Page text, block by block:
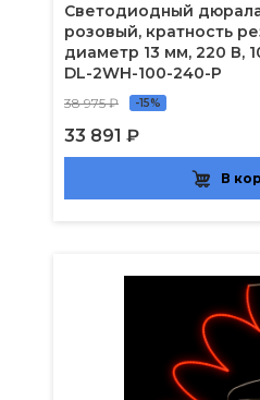
Светодиодный
розовый, кратность
диаметр 13 мм, 220 В,
DL-2WH-100-240-P
38 975 ₽ -15%
33 891 ₽
В